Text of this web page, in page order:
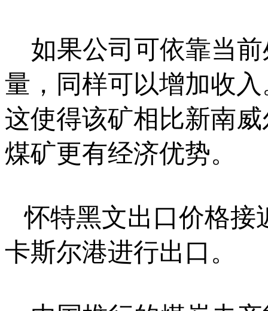
如果公司可依靠当前
量，同样可以增加收
这使得该矿相比新南
煤矿更有经济优势。
怀特黑文出口价格接
卡斯尔港进行出口。